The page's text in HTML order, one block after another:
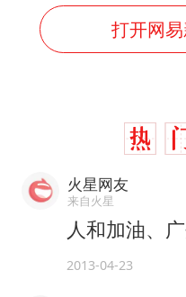
打开网
火星网友
来自火星
人和加油、
2013-04-23